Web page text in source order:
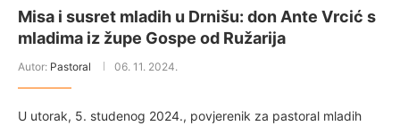
Misa i susret mladih u Drnišu: don Ante Vrcić s
mladima iz župe Gospe od Ružarija
Autor: Pastoral 06. 11. 2024.
U utorak, 5. studenog 2024., povjerenik za pastoral mladih